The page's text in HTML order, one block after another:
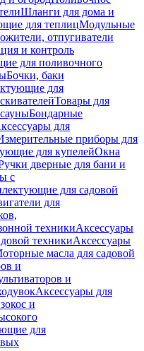
Шланги для дома и
для теплицМодульные
отпугиватели
и контроль
для поливочного
Бочки, баки
для
Товары для
Бондарные
для
приборы для
для купелейОкна
дверные для бани и
с
для садовой
для
техникиАксессуары
техникиАксессуары
масла для садовой
и
и
Аксессуары для
и
для